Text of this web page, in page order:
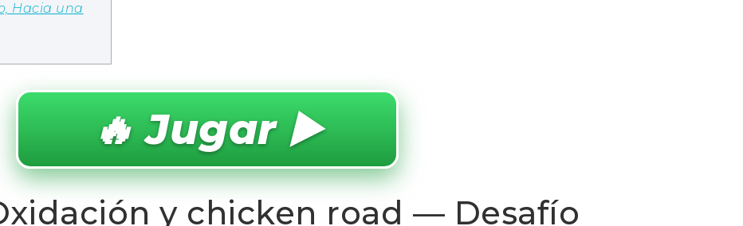
Hacia una
🔥 Jugar ▶️
y chicken road — Desafío